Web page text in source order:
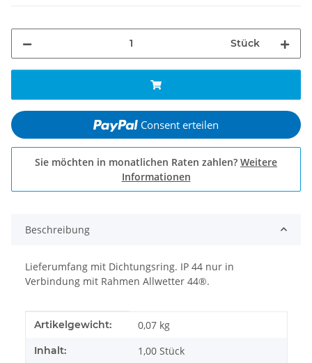
Stück
Consent erteilen
Sie möchten in monatlichen Raten zahlen? Weitere
Informationen
Beschreibung
Lieferumfang mit Dichtungsring. IP 44 nur in
Verbindung mit Rahmen Allwetter 44®.
Produkteigenschaft
Wert
Artikelgewicht: 0,07 kg
Inhalt: 1,00 Stück